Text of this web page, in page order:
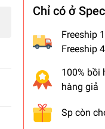
Chỉ có ở
Freeship
Freeship
100% bồi
hàng giả
Sp còn